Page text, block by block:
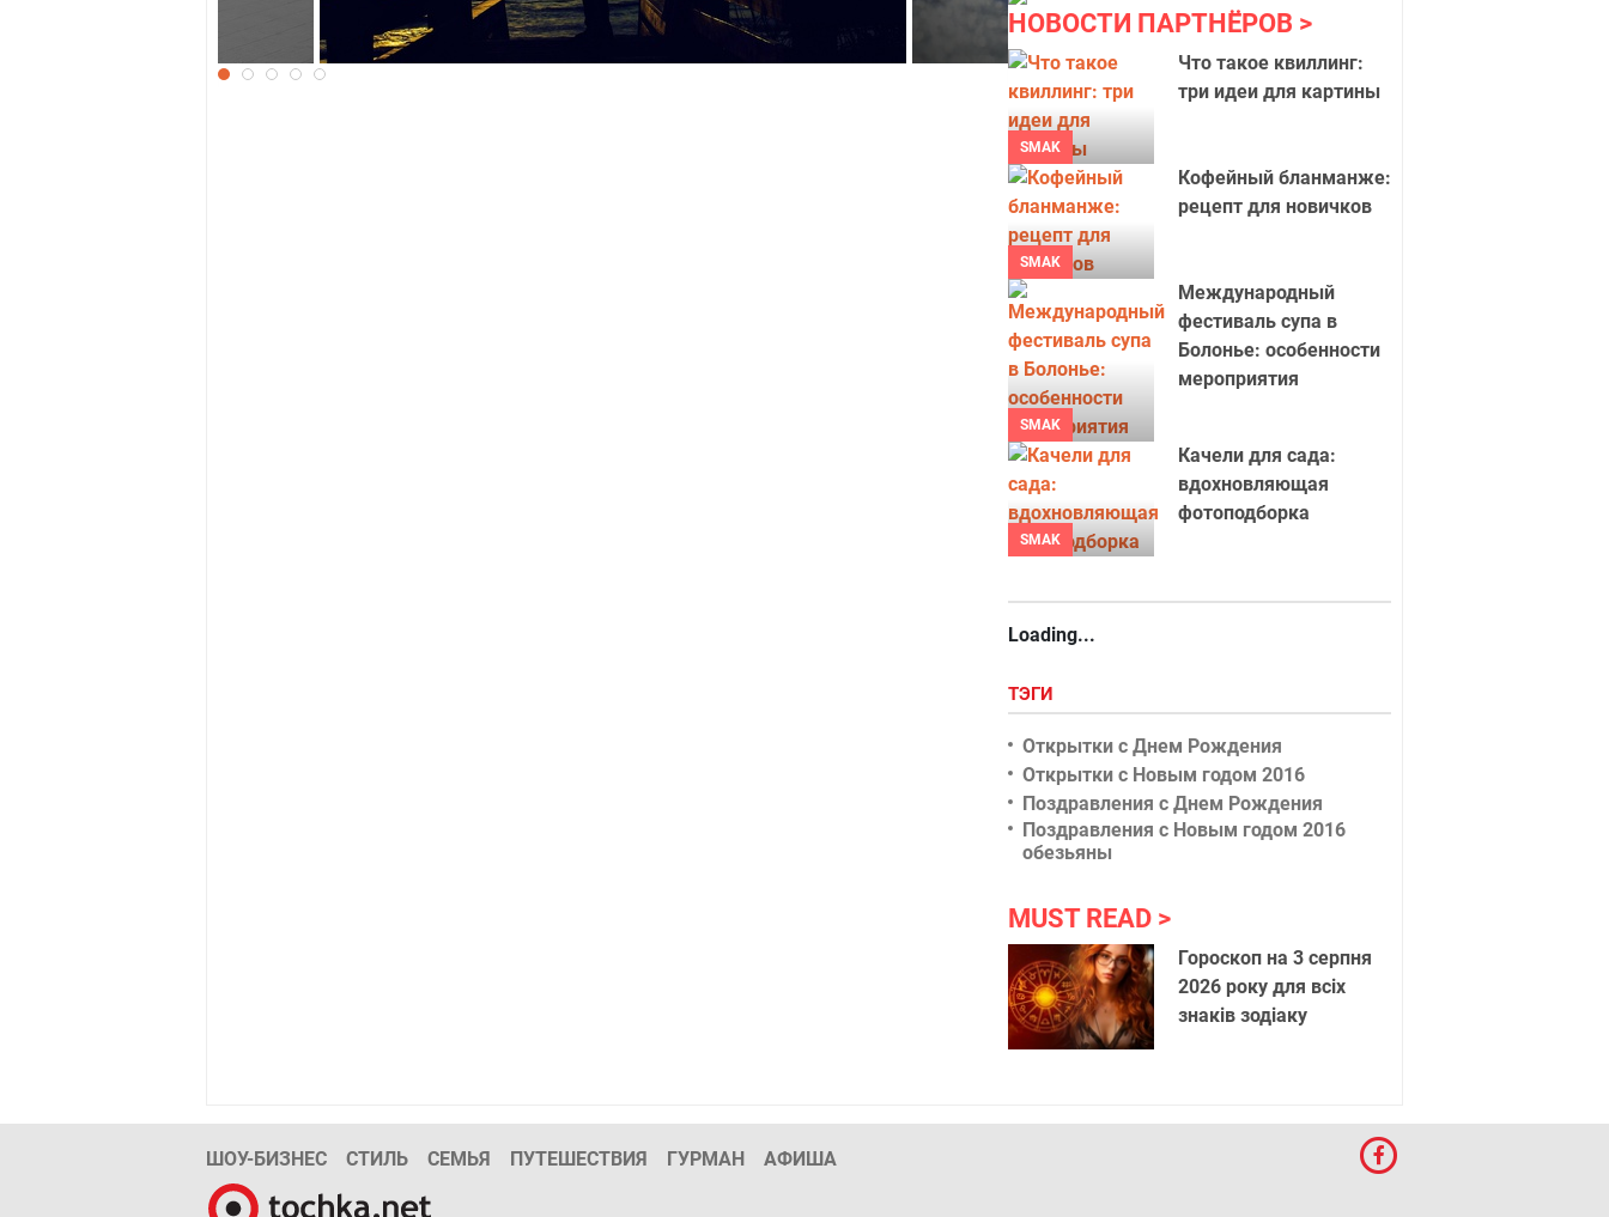
Влюбленные на закате Влюбленные сердца HD
НОВОСТИ ПАРТНЁРОВ
SMAK
Что такое квиллинг:
три идеи для картины
SMAK
Кофейный бланманже:
рецепт для новичков
SMAK
Международный
фестиваль супа в
Болонье: особенности
мероприятия
SMAK
Качели для сада:
вдохновляющая
фотоподборка
Loading...
ТЭГИ
Открытки с Днем Рождения
Открытки с Новым годом 2016
Поздравления с Днем Рождения
Поздравления с Новым годом 2016
обезьяны
MUST READ
Гороскоп на 3 серпня
2026 року для всіх
знаків зодіаку
ШОУ-БИЗНЕС СТИЛЬ СЕМЬЯ ПУТЕШЕСТВИЯ ГУРМАН АФИША